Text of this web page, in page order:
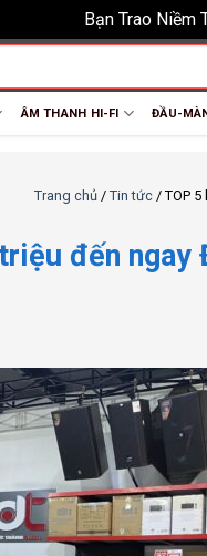
Bạn Trao Niềm
ÂM THANH HI-FI ĐẦU-
Trang chủ/ Tin tức/ TOP
đến ngay